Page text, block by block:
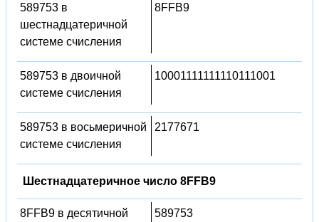
589753 в
шестнадцатеричной
системе счисления
8FFB9
589753 в двоичной
системе счисления
10001111111110111001
589753 в восьмеричной
системе счисления
2177671
Шестнадцатеричное число 8FFB9
8FFB9 в десятичной
589753